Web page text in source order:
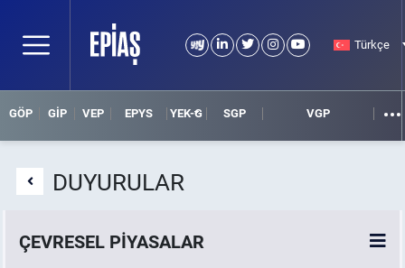
Türkçe
GÖP GİP VEP EPYS YEK-G SGP VGP
DUYURULAR
ÇEVRESEL PİYASALAR